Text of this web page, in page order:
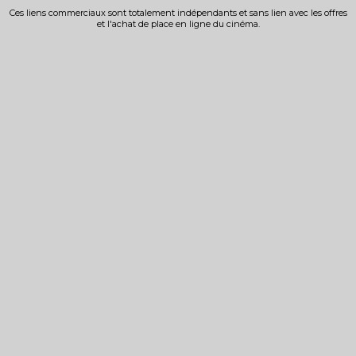
Ces liens commerciaux sont totalement indépendants et sans lien avec les offres
et l'achat de place en ligne du cinéma.